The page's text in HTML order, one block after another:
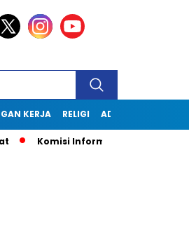
KERJA RELIGI ADVERTORIAL
Informasi Jabar Kunjungi